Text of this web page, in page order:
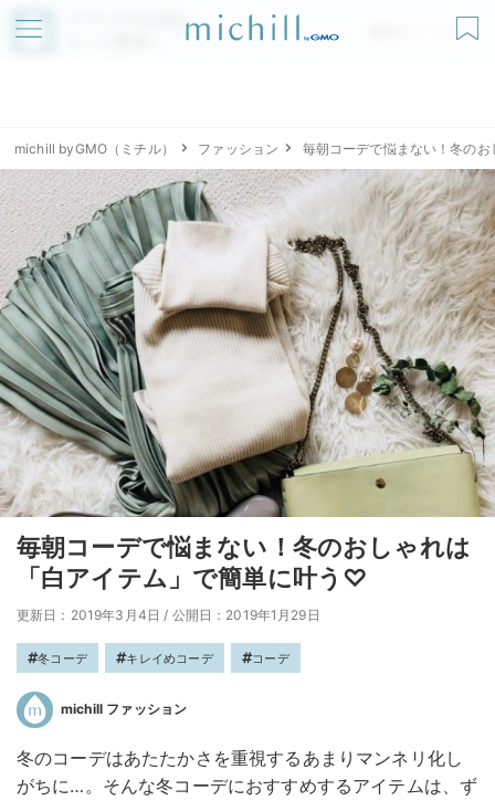
アプリでmichillが
無料ダウンロード
michill byGMO（ミチル） ファッション 毎朝コーデで悩まない！冬の
毎朝コーデで悩まない！冬のおしゃれは
「白アイテム」で簡単に叶う♡
更新日：2019年3月4日 / 公開日：2019年1月29日
冬コーデ キレイめコーデ コーデ
michill ファッション
冬のコーデはあたたかさを重視するあまりマンネリ化し
がちに…。そんな冬コーデにおすすめするアイテムは、ず